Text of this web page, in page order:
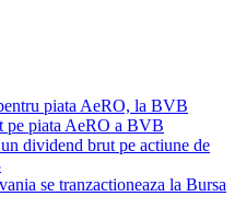
piata AeRO, la BVB
pe piata AeRO a BVB
dividend brut pe actiune de
se tranzactioneaza la Bursa